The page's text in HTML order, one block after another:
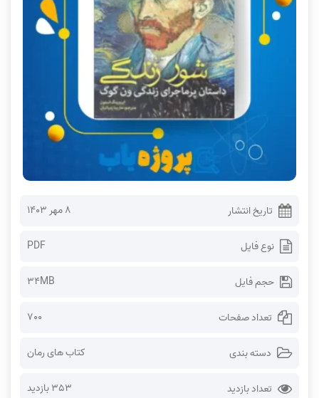
تاریخ انتشار ۸ مهر ۱۴۰۳
نوع فایل PDF
حجم فایل 34MB
تعداد صفحات 700
دسته بندی کتاب های رمان
تعداد بازدید 353 بازدید